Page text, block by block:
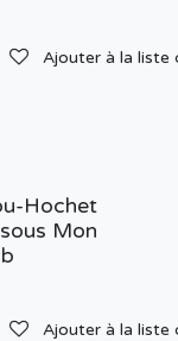
Ajouter à la liste
Hochet
Mon
Ajouter à la liste